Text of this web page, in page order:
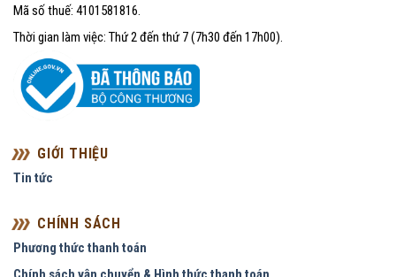
Mã số thuế: 4101581816.
Thời gian làm việc: Thứ 2 đến thứ 7 (7h30 đến 17h00).
GIỚI THIỆU
Tin tức
CHÍNH SÁCH
Phương thức thanh toán